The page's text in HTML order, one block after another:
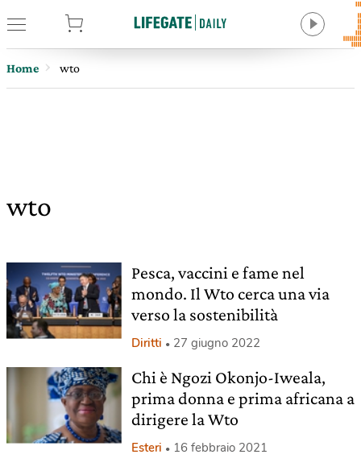
Home wto
wto
Pesca, vaccini e fame nel
mondo. Il Wto cerca una via
verso la sostenibilità
Diritti 27 giugno 2022
Chi è Ngozi Okonjo-Iweala,
prima donna e prima africana a
dirigere la Wto
Esteri 16 febbraio 2021